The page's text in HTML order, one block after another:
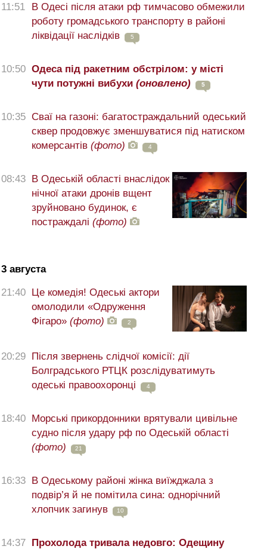
11:51
В Одесі після атаки рф тимчасово обмежили
роботу громадського транспорту в районі
ліквідації наслідків
5
10:50 Одеса під ракетним обстрілом: у місті
чути потужні вибухи (оновлено) 5
10:35 Сваї на газоні: багатостраждальний одеський
сквер продовжує зменшуватися під натиском
комерсантів (фото) 4
08:43 В Одеській області внаслідок
нічної атаки дронів вщент
зруйновано будинок, є
постраждалі (фото)
3 августа
21:40 Це комедія! Одеські актори
омолодили «Одруження
Фігаро» (фото) 2
20:29 Після звернень слідчої комісії: дії
Болградського РТЦК розслідуватимуть
одеські правоохоронці
4
18:40 Морські прикордонники врятували цивільне
судно після удару рф по Одеській області
(фото)
21
16:33 В Одеському районі жінка виїжджала з
подвір’я й не помітила сина: однорічний
хлопчик загинув
10
14:37 Прохолода тривала недовго: Одещину